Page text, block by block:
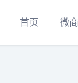
首页 微